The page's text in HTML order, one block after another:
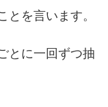
を言います。
とに一回ずつ抽